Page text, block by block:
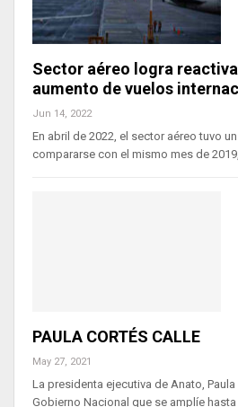
Sector aéreo logra
aumento de vuelos
Jun 14, 2022
En abril de 2022, el sector aéreo tuvo
compararse con el mismo mes de
PAULA CORTÉS CALLE
May 27, 2021
La presidenta ejecutiva de Anato, Paula
Gobierno Nacional que se amplíe